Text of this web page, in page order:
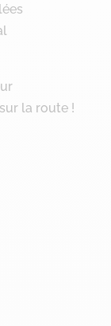
la route !